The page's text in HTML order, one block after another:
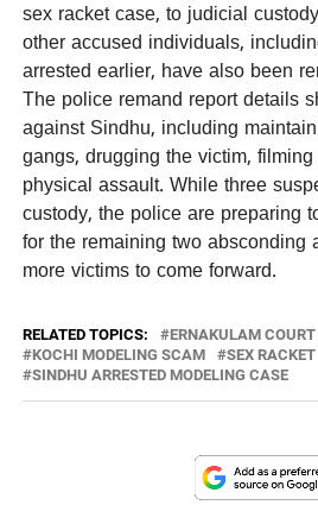
sex racket case, to judicial
other accused individuals,
arrested earlier, have also been
The police remand report details
against Sindhu, including
gangs, drugging the victim,
physical assault. While three
custody, the police are preparing
for the remaining two absconding
more victims to come forward.
RELATED TOPICS:
ERNAKULAM
KOCHI MODELING SCAM
SEX
SINDHU ARRESTED MODELING CASE